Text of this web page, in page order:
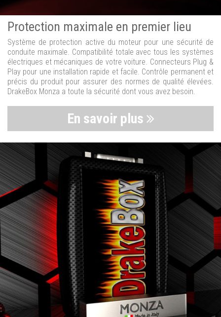
Protection maximale en premier lieu
Système de protection active du moteur pour une sécurité de
conduite maximale. Compatibilité totale avec tous les systèmes
électriques et mécaniques de votre voiture. Connecteurs Plug &
Play pour une installation rapide et facile. Contrôle permanent et
précis du produit pour assurer des normes de qualité élevées.
DrakeBox Monza a toute la sécurité dont vous avez besoin.
En savoir plus